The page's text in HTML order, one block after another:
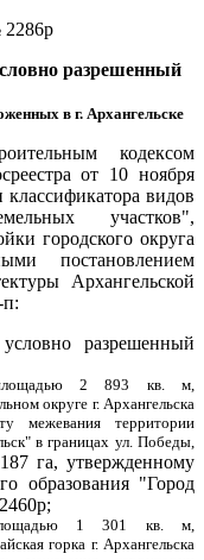
2286р
разрешенный
в г. Архангельске
кодексом
от 10 ноября
видов
участков",
городского округа
постановлением
Архангельской
п:
разрешенный
площадью 2 893 кв. м,
округе г. Архангельска
межевания территории
в границах ул. Победы,
га, утвержденному
образования "Город
площадью 1 301 кв. м,
горка г. Архангельска